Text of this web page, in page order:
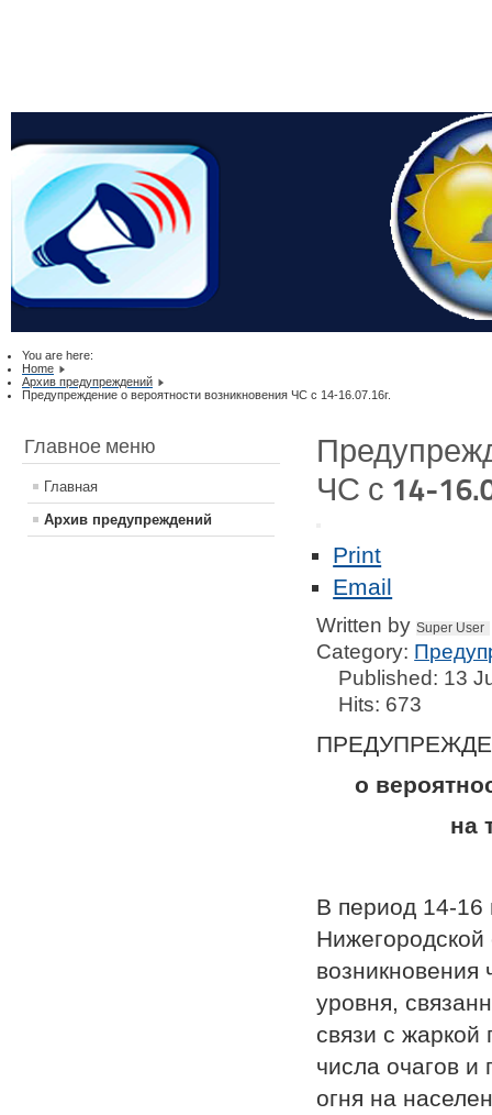
You are here:
Home
Архив предупреждений
Предупреждение о вероятности возникновения ЧС с 14-16.07.16г.
Главное меню
Главная
Архив предупреждений
ЧС с 14-
Print
Email
Written bySuper User
Category:
Published: 13
Hits: 673
о
на
В период 14-16
Нижегородской
возникновения
уровня,
связи с жаркой
числа очагов
огня на